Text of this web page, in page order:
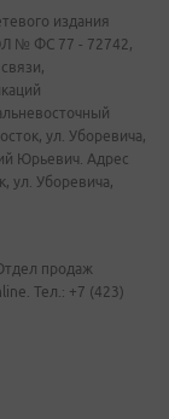
издания
№ ФС 77 - 72742,
ул. Уборевича,
Юрьевич. Адрес
ул. Уборевича,
продаж
Тел.: +7 (423)